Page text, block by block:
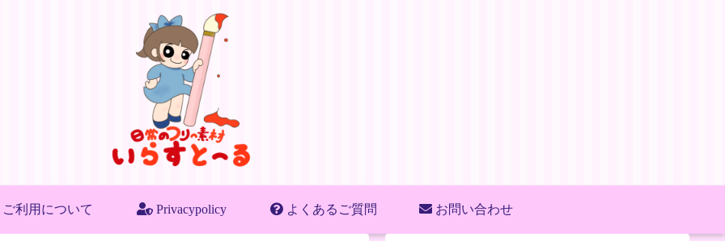
ご利用について Privacypolicy よくあるご質問 お問い合わせ